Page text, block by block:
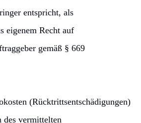
entspricht, als
eigenem Recht auf
gemäß § 669
(Rücktrittsentschädigungen)
des vermittelten